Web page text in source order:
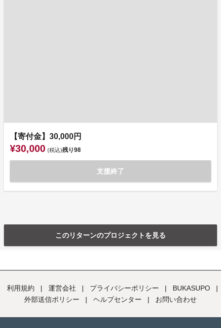
【寄付金】30,000円
¥30,000 (税込)残り98
支援終了
このリターンのプロジェクトを見る
利用規約 | 運営会社 | プライバシーポリシー | BUKASUPO
|
外部送信ポリシー
| ヘルプセンター | お問い合わせ